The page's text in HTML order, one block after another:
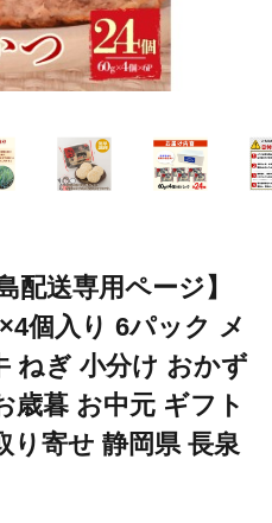
配送専用ページ】
個入り 6パック メ
ねぎ 小分け おかず
歳暮 お中元 ギフト
り寄せ 静岡県 長泉